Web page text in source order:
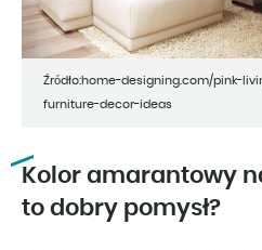
Źródło:home-designing.com/pink-
furniture-decor-ideas
Kolor amarantowy
to dobry pomysł?